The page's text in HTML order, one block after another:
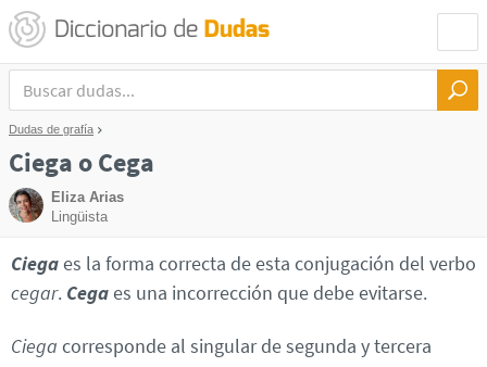
Dudas de grafía
Ciega o Cega
Eliza Arias
Lingüista
Ciegaes la forma correcta de esta conjugación del verbo
cegar. Cegaes una incorrección que debe evitarse.
Ciega corresponde al singular de segunda y tercera